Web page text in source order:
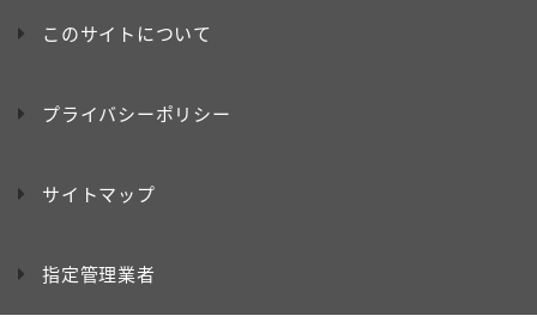
このサイトについて
プライバシーポリシー
サイトマップ
指定管理業者